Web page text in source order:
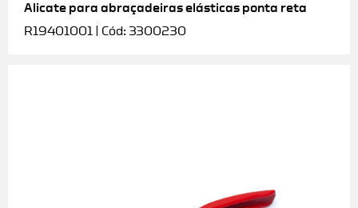
Alicate para abraçadeiras elásticas ponta reta
R19401001 | Cód: 3300230